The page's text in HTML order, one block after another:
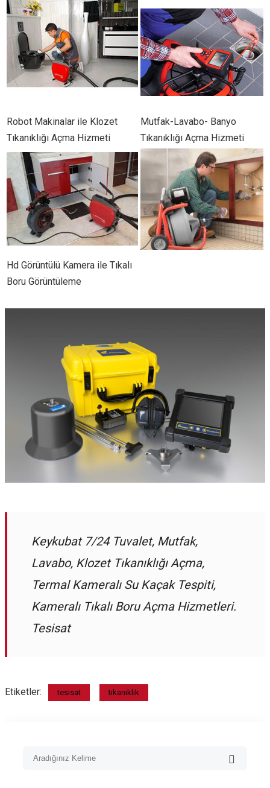
Robot Makinalar ile Klozet
Tıkanıklığı Açma Hizmeti
Mutfak-Lavabo- Banyo
Tıkanıklığı Açma Hizmeti
Hd Görüntülü Kamera ile Tıkalı
Boru Görüntüleme
Keykubat 7/24 Tuvalet, Mutfak,
Lavabo, Klozet Tıkanıklığı Açma,
Termal Kameralı Su Kaçak Tespiti,
Kameralı Tıkalı Boru Açma Hizmetleri.
Tesisat
Etiketler: tesisat tıkanıklık